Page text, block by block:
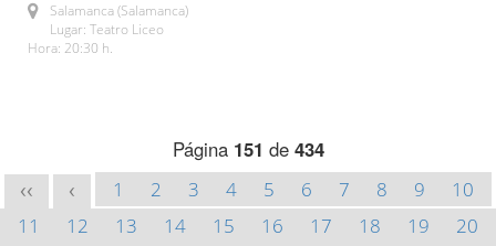
Salamanca (Salamanca)
Lugar: Teatro Liceo
Hora: 20:30 h.
Página 151 de 434
<< < 1 2 3 4 5 6 7 8 9
10
11
12 13 14 15 16 17 18 19
20